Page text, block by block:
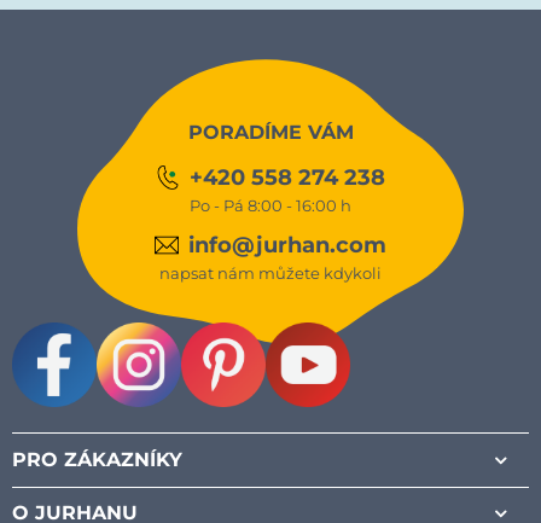
PORADÍME VÁM
+420 558 274 238
Po - Pá 8:00 - 16:00 h
info@jurhan.com
napsat nám můžete kdykoli
PRO ZÁKAZNÍKY
O JURHANU